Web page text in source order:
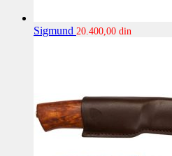
Sigmund 20.400,00 din